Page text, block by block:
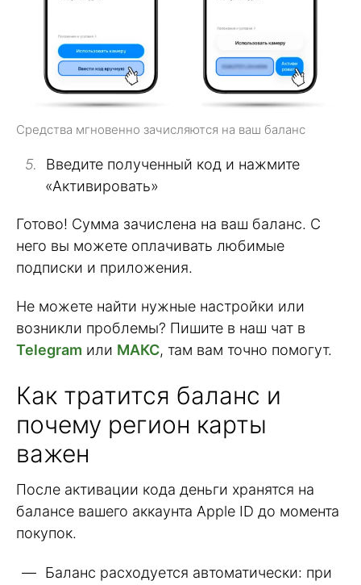
Средства мгновенно зачисляются на ваш баланс
Введите полученный код и нажмите
«Активировать»
Готово! Сумма зачислена на ваш баланс. С
него вы можете оплачивать любимые
подписки и приложения.
Не можете найти нужные настройки или
возникли проблемы? Пишите в наш чат в
Telegram или МАКС, там вам точно помогут.
Как тратится баланс и
почему регион карты
важен
После активации кода деньги хранятся на
балансе вашего аккаунта Apple ID до момента
покупок.
Баланс расходуется автоматически: при